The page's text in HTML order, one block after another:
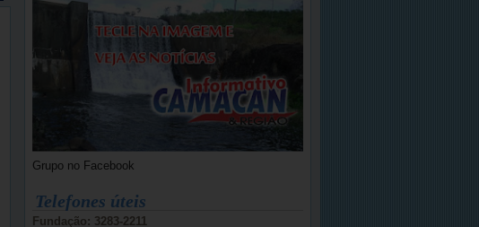
Grupo no Facebook
Telefones úteis
Fundação: 3283-2211